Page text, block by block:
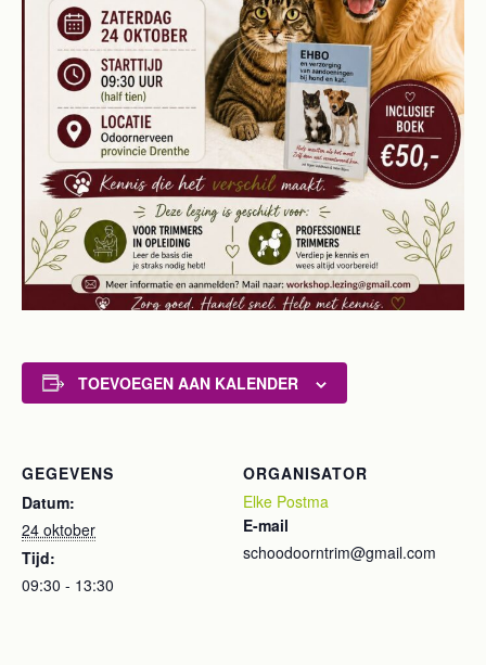
TOEVOEGEN AAN KALENDER
GEGEVENS
Datum:
24 oktober
Tijd:
09:30 - 13:30
ORGANISATOR
Elke Postma
E-mail
schoodoorntrim@gmail.com